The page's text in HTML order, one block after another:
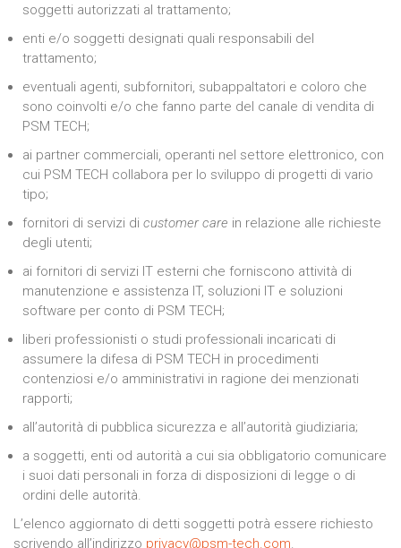
soggetti autorizzati al trattamento;
enti e/o soggetti designati quali responsabili del
trattamento;
eventuali agenti, subfornitori, subappaltatori e coloro che
sono coinvolti e/o che fanno parte del canale di vendita di
PSM TECH;
ai partner commerciali, operanti nel settore elettronico, con
cui PSM TECH collabora per lo sviluppo di progetti di vario
tipo;
fornitori di servizi di customer care in relazione alle richieste
degli utenti;
ai fornitori di servizi IT esterni che forniscono attività di
manutenzione e assistenza IT, soluzioni IT e soluzioni
software per conto di PSM TECH;
liberi professionisti o studi professionali incaricati di
assumere la difesa di PSM TECH in procedimenti
contenziosi e/o amministrativi in ragione dei menzionati
rapporti;
all’autorità di pubblica sicurezza e all’autorità giudiziaria;
a soggetti, enti od autorità a cui sia obbligatorio comunicare
i suoi dati personali in forza di disposizioni di legge o di
ordini delle autorità.
L’elenco aggiornato di detti soggetti potrà essere richiesto
scrivendo all’indirizzo privacy@psm-tech.com.